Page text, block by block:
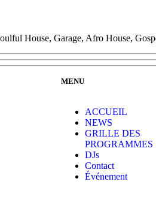
House, Garage, Afro House,
MENU
ACCUEIL
NEWS
GRILLE DES
PROGRAMMES
DJs
Contact
Événement